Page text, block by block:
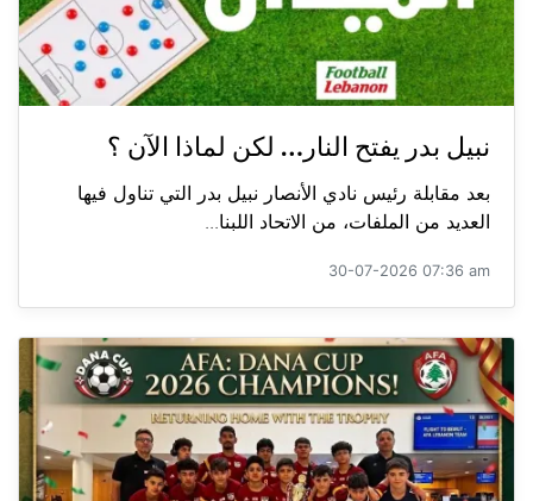
نبيل بدر يفتح النار… لكن لماذا الآن ؟
بعد مقابلة رئيس نادي الأنصار نبيل بدر التي تناول فيها
العديد من الملفات، من الاتحاد اللبنا...
30-07-2026 07:36 am